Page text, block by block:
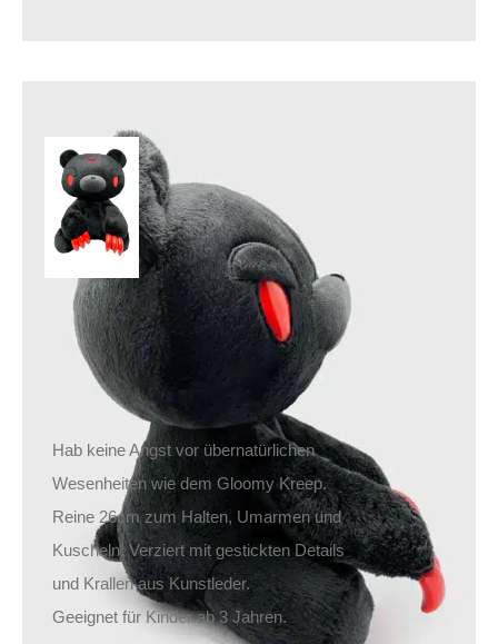
Killstar Stofftier
Kreeptures Gloomy:
Kreep
49,90€
Inkl. MwSt.
zzgl.
Versand
Lieferzeit: ca. 1-2 Tage DE, ca. 3-4 Tage EU
Hab keine Angst vor übernatürlichen
Wesenheiten wie dem Gloomy Kreep.
Reine 26cm zum Halten, Umarmen und
Kuscheln. Verziert mit gestickten Details
und Krallen aus Kunstleder.
Geeignet für Kinder ab 3 Jahren.